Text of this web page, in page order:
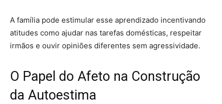
A família pode estimular esse aprendizado incentivando
atitudes como ajudar nas tarefas domésticas, respeitar
irmãos e ouvir opiniões diferentes sem agressividade.
O Papel do Afeto na Construção
da Autoestima